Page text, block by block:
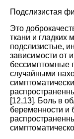
Подслизистая
Это
ткани и
подслизистые,
зависимости от
бессимптомные
случайными
[12,13]. Боль в
беременности и